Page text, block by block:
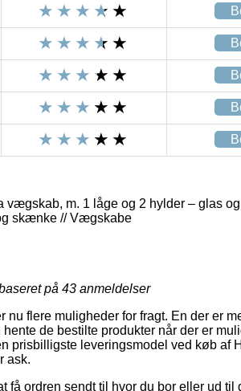
vægskab, m. 1 låge og 2 hylder – glas
skænke // Vægskabe
på 43 anmeldelser
nu flere muligheder for fragt. En der er
de bestilte produkter når der er
prisbilligste leveringsmodel ved køb af
ask.
få ordren sendt til hvor du bor eller ud